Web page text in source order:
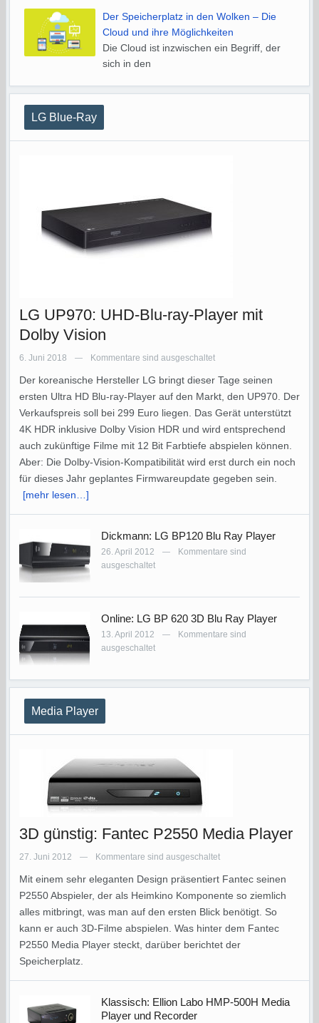
Der Speicherplatz in den Wolken – Die
Cloud und ihre Möglichkeiten
Die Cloud ist inzwischen ein Begriff, der
sich in den
LG Blue-Ray
LG UP970: UHD-Blu-ray-Player mit
Dolby Vision
6. Juni 2018 — Kommentare sind ausgeschaltet
Der koreanische Hersteller LG bringt dieser Tage seinen
ersten Ultra HD Blu-ray-Player auf den Markt, den UP970. Der
Verkaufspreis soll bei 299 Euro liegen. Das Gerät unterstützt
4K HDR inklusive Dolby Vision HDR und wird entsprechend
auch zukünftige Filme mit 12 Bit Farbtiefe abspielen können.
Aber: Die Dolby-Vision-Kompatibilität wird erst durch ein noch
für dieses Jahr geplantes Firmwareupdate gegeben sein.
[mehr lesen…]
Dickmann: LG BP120 Blu Ray Player
26. April 2012 —
Kommentare sind
ausgeschaltet
Online: LG BP 620 3D Blu Ray Player
13. April 2012 —
Kommentare sind
ausgeschaltet
Media Player
3D günstig: Fantec P2550 Media Player
27. Juni 2012 — Kommentare sind ausgeschaltet
Mit einem sehr eleganten Design präsentiert Fantec seinen
P2550 Abspieler, der als Heimkino Komponente so ziemlich
alles mitbringt, was man auf den ersten Blick benötigt. So
kann er auch 3D-Filme abspielen. Was hinter dem Fantec
P2550 Media Player steckt, darüber berichtet der
Speicherplatz.
Klassisch: Ellion Labo HMP-500H Media
Player und Recorder